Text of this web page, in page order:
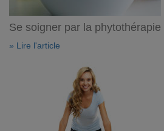
Se soigner par la phytothérapie
» Lire l'article